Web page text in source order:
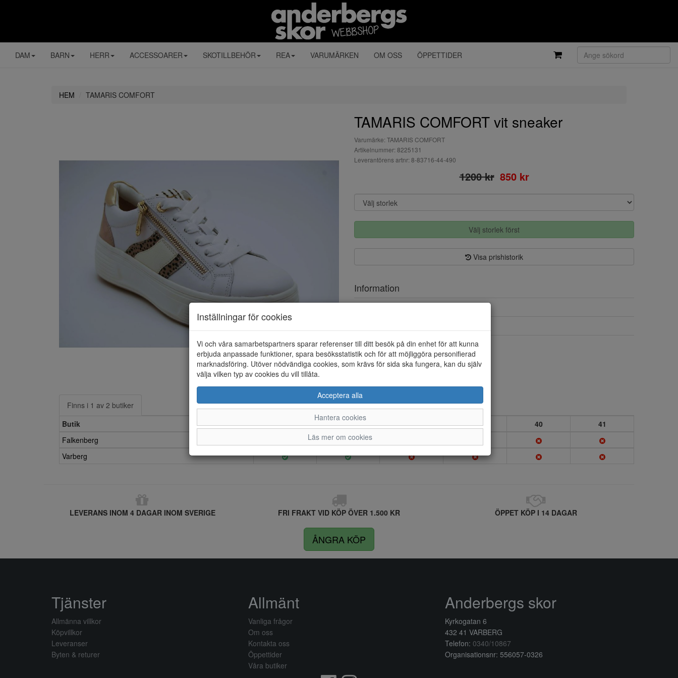
DAM BARN HERR ACCESSOARER SKOTILLBEHÖR REA VARUMÄRKEN OM OSS ÖPPETTIDER
HEM TAMARIS COMFORT
TAMARIS COMFORT vit sneaker
Varumärke: TAMARIS COMFORT
Artikelnummer: 8225131
Leverantörens artnr: 8-83716-44-490
1200 kr 850 kr
Välj storlek först
Visa prishistorik
Information
Löstagbar innersula
Ja
Finns i 1 av 2 butiker
Butik
36 37 38 39 40
41
Falkenberg
Varberg
LEVERANS INOM 4 DAGAR INOM SVERIGE FRI FRAKT VID KÖP ÖVER 1.500 KR ÖPPET KÖP I 14 DAGAR
ÅNGRA KÖP
Inställningar för cookies
Vi och våra samarbetspartners sparar referenser till ditt besök på din enhet för att kunna
erbjuda anpassade funktioner, spara besöksstatistik och för att möjliggöra personifierad
marknadsföring. Utöver nödvändiga cookies, som krävs för sida ska fungera, kan du själv
välja vilken typ av cookies du vill tillåta.
Acceptera alla
Hantera cookies
Läs mer om cookies
Tjänster
Allmänna villkor
Köpvillkor
Leveranser
Byten & returer
Allmänt
Vanliga frågor
Om oss
Kontakta oss
Öppettider
Våra butiker
Anderbergs skor
Kyrkogatan 6
432 41 VARBERG
Telefon: 0340/10867
Organisationsnr: 556057-0326